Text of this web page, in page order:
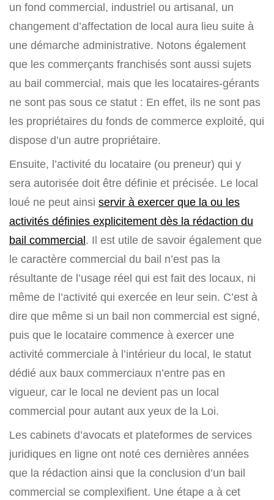
un fond commercial, industriel ou artisanal, un
changement d’affectation de local aura lieu suite à
une démarche administrative. Notons également
que les commerçants franchisés sont aussi sujets
au bail commercial, mais que les locataires-gérants
ne sont pas sous ce statut : En effet, ils ne sont pas
les propriétaires du fonds de commerce exploité, qui
dispose d’un autre propriétaire.
Ensuite, l’activité du locataire (ou preneur) qui y
sera autorisée doit être définie et précisée. Le local
loué ne peut ainsi servir à exercer que la ou les
activités définies explicitement dès la rédaction du
bail commercial. Il est utile de savoir également que
le caractère commercial du bail n’est pas la
résultante de l’usage réel qui est fait des locaux, ni
même de l’activité qui exercée en leur sein. C’est à
dire que même si un bail non commercial est signé,
puis que le locataire commence à exercer une
activité commerciale à l’intérieur du local, le statut
dédié aux baux commerciaux n’entre pas en
vigueur, car le local ne devient pas un local
commercial pour autant aux yeux de la Loi.
Les cabinets d’avocats et plateformes de services
juridiques en ligne ont noté ces dernières années
que la rédaction ainsi que la conclusion d’un bail
commercial se complexifient. Une étape a à cet